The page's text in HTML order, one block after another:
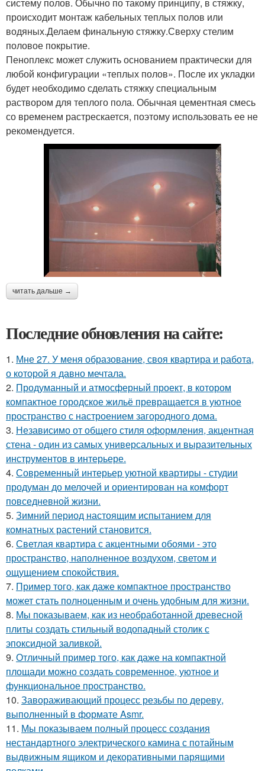
происходит монтаж кабельных теплых полов или
водяных.Делаем финальную стяжку.Сверху стелим
половое покрытие.
Пеноплекс может служить основанием практически для
любой конфигурации «теплых полов». После их укладки
будет необходимо сделать стяжку специальным
раствором для теплого пола. Обычная цементная смесь
со временем растрескается, поэтому использовать ее не
рекомендуется.
читать дальше →
Последние обновления на сайте:
1. Мне 27. У меня образование, своя квартира и работа,
о которой я давно мечтала.
2. Продуманный и атмосферный проект, в котором
компактное городское жильё превращается в уютное
пространство с настроением загородного дома.
3. Независимо от общего стиля оформления, акцентная
стена - один из самых универсальных и выразительных
инструментов в интерьере.
4. Современный интерьер уютной квартиры - студии
продуман до мелочей и ориентирован на комфорт
повседневной жизни.
5. Зимний период настоящим испытанием для
комнатных растений становится.
6. Светлая квартира с акцентными обоями - это
пространство, наполненное воздухом, светом и
ощущением спокойствия.
7. Пример того, как даже компактное пространство
может стать полноценным и очень удобным для жизни.
8. Мы показываем, как из необработанной древесной
плиты создать стильный водопадный столик с
эпоксидной заливкой.
9. Отличный пример того, как даже на компактной
площади можно создать современное, уютное и
функциональное пространство.
10. Завораживающий процесс резьбы по дереву,
выполненный в формате Asmr.
11. Мы показываем полный процесс создания
нестандартного электрического камина с потайным
выдвижным ящиком и декоративными парящими